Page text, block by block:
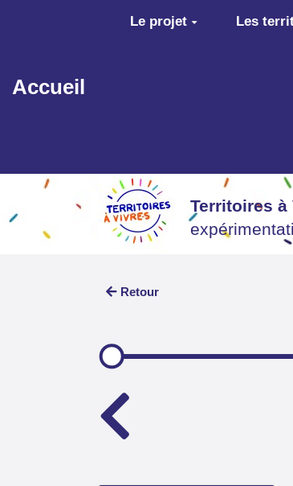
Aller au contenu principal
Accueil
Le projet Les
Territoires à
Retour